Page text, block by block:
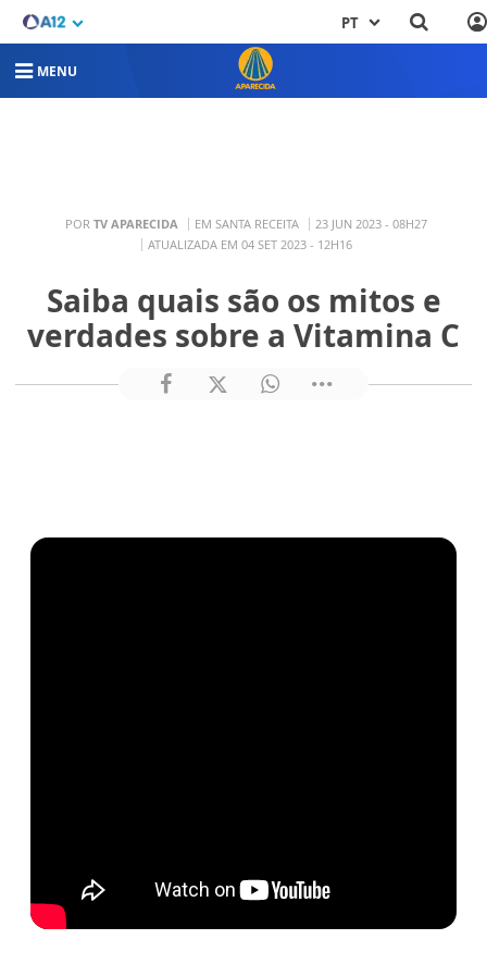
PT
MENU
POR TV APARECIDA EM SANTA RECEITA
23 JUN 2023 - 08H27
ATUALIZADA EM 04 SET 2023 - 12H16
Saiba quais são os mitos e
verdades sobre a Vitamina C